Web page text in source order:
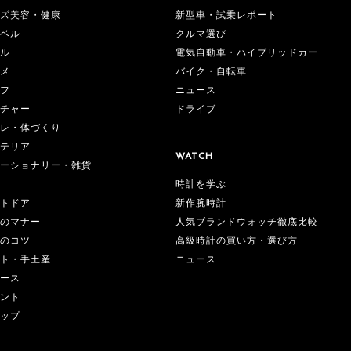
美容・健康
ル
ャー
・体づくり
リア
ショナリー・雑貨
ドア
マナー
コツ
・手土産
ス
ト
プ
新型車・試乗レポート
クルマ選び
電気自動車・ハイブリッドカー
バイク・自転車
ニュース
ドライブ
WATCH
時計を学ぶ
新作腕時計
人気ブランドウォッチ徹底比較
高級時計の買い方・選び方
ニュース